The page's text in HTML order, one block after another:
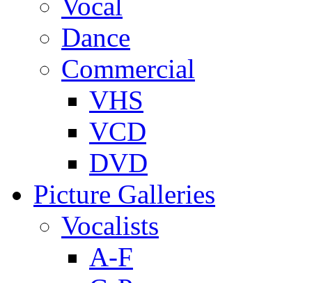
Vocal
Dance
Commercial
VHS
VCD
DVD
Picture Galleries
Vocalists
A-F